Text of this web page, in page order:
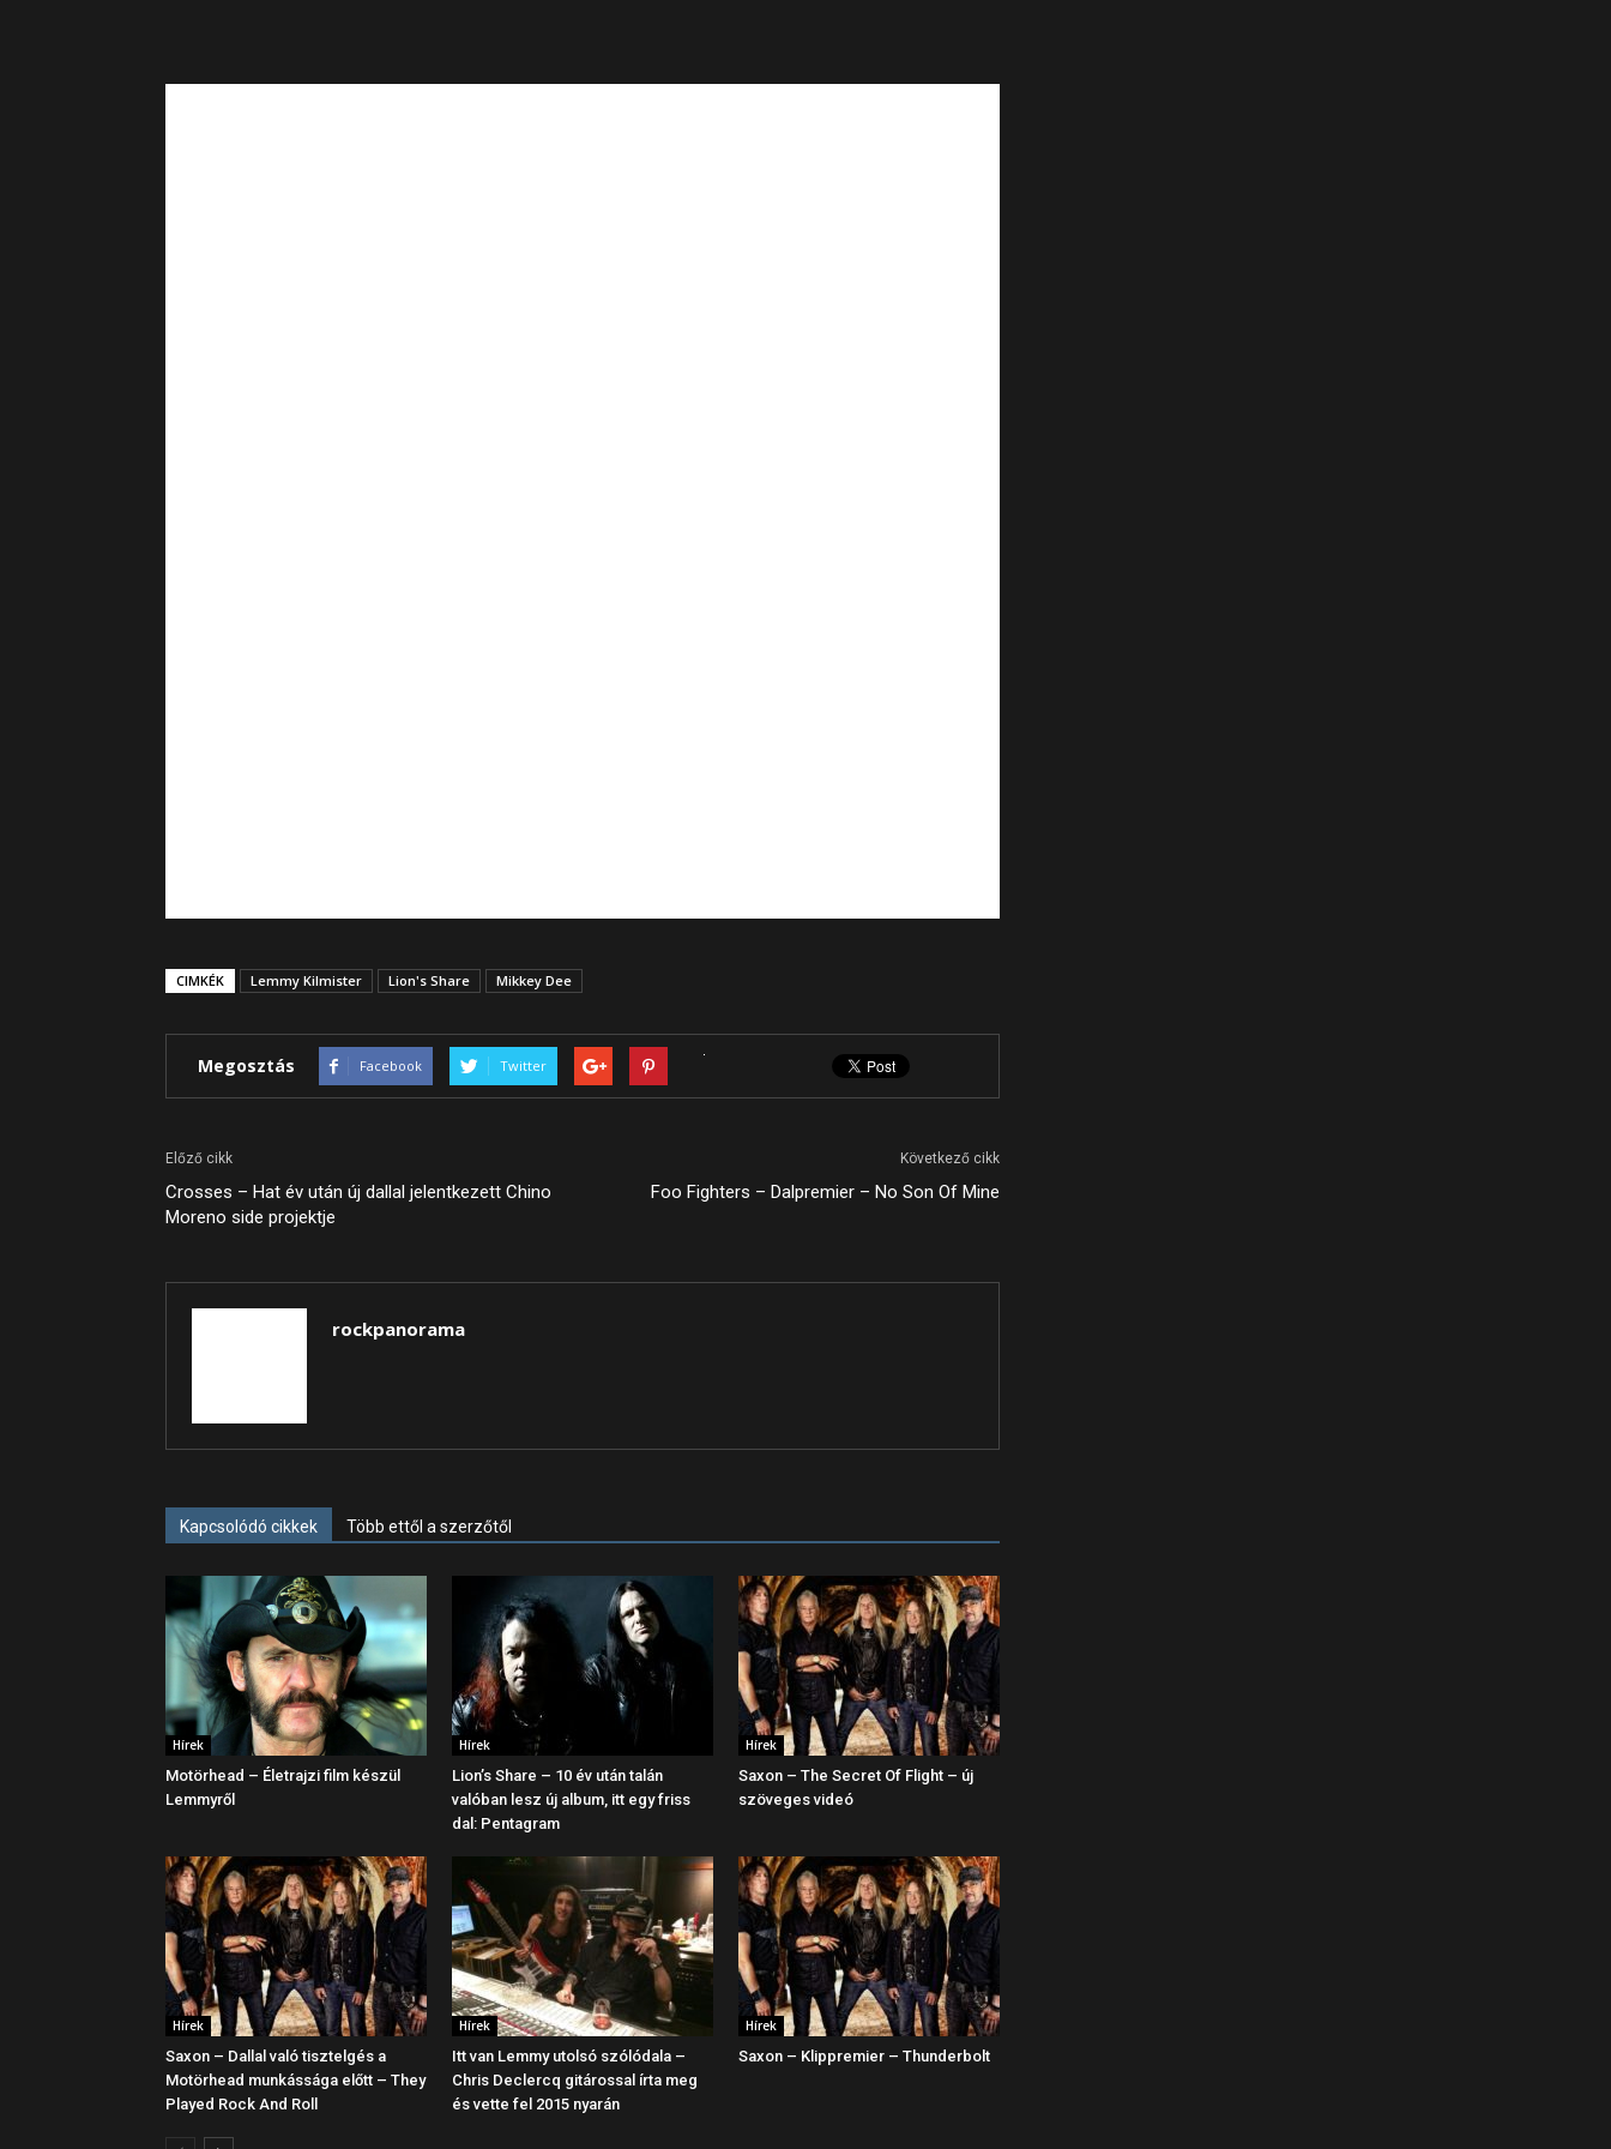
CIMKÉK Lemmy Kilmister Lion's Share Mikkey Dee
Megosztás Facebook Twitter
Előző cikk
Crosses – Hat év után új dallal jelentkezett Chino
Moreno side projektje
Következő cikk
Foo Fighters – Dalpremier – No Son Of Mine
rockpanorama
Kapcsolódó cikkek Több ettől a szerzőtől
Hírek
Motörhead – Életrajzi film készül
Lemmyről
Hírek
Lion’s Share – 10 év után talán
valóban lesz új album, itt egy friss
dal: Pentagram
Hírek
Saxon – The Secret Of Flight – új
szöveges videó
Hírek
Saxon – Dallal való tisztelgés a
Motörhead munkássága előtt – They
Played Rock And Roll
Hírek
Itt van Lemmy utolsó szólódala –
Chris Declercq gitárossal írta meg
és vette fel 2015 nyarán
Hírek
Saxon – Klippremier – Thunderbolt